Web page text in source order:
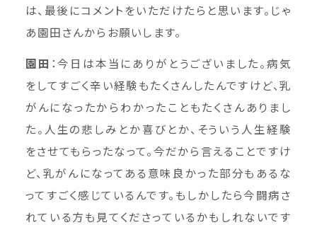
は、最後にコメントをいただけたらと思います。じゃ
あ園田さんからお願いします。
園田 ：今日は本当にありがとうございました。病気
をしてすごく辛い経験もたくさんしたんですけど、乳
がんになったからわかったこともたくさんありまし
た。人生の悲しみとか喜びとか、そういう人生経験
をさせてもらったなって。今だから言えることですけ
ど、乳がんになってある意味良かった部分もあるな
ってすごく感じているんです。もしかしたら今闘病さ
れている方も見てくださっているかもしれないです